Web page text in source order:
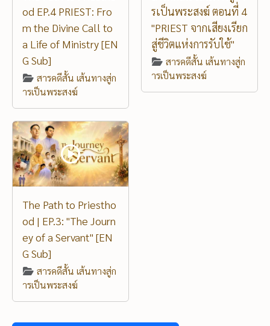
od EP.4 PRIEST: Fro
m the Divine Call to
a Life of Ministry [EN
G Sub]
สารคดีสั้น เส้นทางสู่ก
ารเป็นพระสงฆ์
รเป็นพระสงฆ์ ตอนที่ 4
"PRIEST จากเสียงเรียก
สู่ชีวิตแห่งการรับใช้"
สารคดีสั้น เส้นทางสู่ก
ารเป็นพระสงฆ์
The Path to Priestho
od | EP.3: "The Journ
ey of a Servant" [EN
G Sub]
สารคดีสั้น เส้นทางสู่ก
ารเป็นพระสงฆ์